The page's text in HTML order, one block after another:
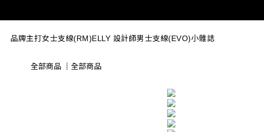
品牌主打女士支線(RM)ELLY 設計師男士支線(EVO)小雜誌
全部商品 全部商品